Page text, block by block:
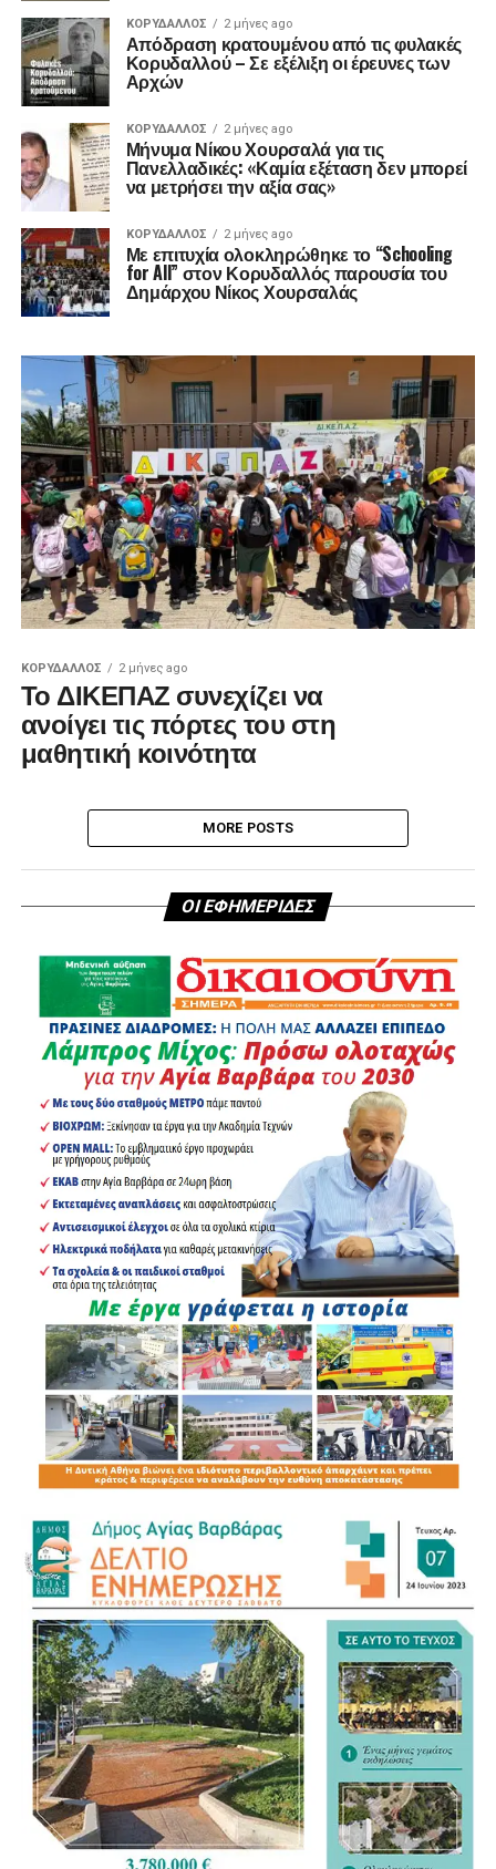
ΚΟΡΥΔΑΛΛΟΣ 2 μήνες ago
Απόδραση κρατουμένου από τις φυλακές
Κορυδαλλού – Σε εξέλιξη οι έρευνες των
Αρχών
ΚΟΡΥΔΑΛΛΟΣ 2 μήνες ago
Μήνυμα Νίκου Χουρσαλά για τις
Πανελλαδικές: «Καμία εξέταση δεν μπορεί
να μετρήσει την αξία σας»
ΚΟΡΥΔΑΛΛΟΣ 2 μήνες ago
Με επιτυχία ολοκληρώθηκε το “Schooling
for All” στον Κορυδαλλός παρουσία του
Δημάρχου Νίκος Χουρσαλάς
ΚΟΡΥΔΑΛΛΟΣ 2 μήνες ago
Το ΔΙΚΕΠΑΖ συνεχίζει να
ανοίγει τις πόρτες του στη
μαθητική κοινότητα
MORE POSTS
ΟΙ ΕΦΗΜΕΡΙΔΕΣ